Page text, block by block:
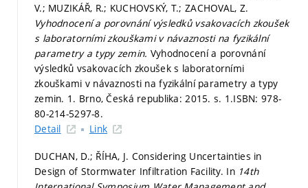
V.; MUZIKÁŘ, R.; KUCHOVSKÝ, T.; ZACHOVAL, Z.
Vyhodnocení a porovnání výsledků vsakovacích zkoušek
s laboratorními zkouškami v návaznosti na fyzikální
parametry a typy zemin. Vyhodnocení a porovnání
výsledků vsakovacích zkoušek s laboratorními
zkouškami v návaznosti na fyzikální parametry a typy
zemin. 1. Brno, Česká republika: 2015. s. 1.ISBN: 978-
80-214-5297-8.
Detail
Link
DUCHAN, D.; ŘÍHA, J. Considering Uncertainties in
Design of Stormwater Infiltration Facility. In 14th